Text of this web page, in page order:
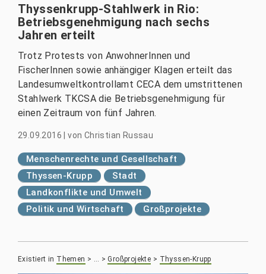
Thyssenkrupp-Stahlwerk in Rio:
Betriebsgenehmigung nach sechs
Jahren erteilt
Trotz Protests von AnwohnerInnen und
FischerInnen sowie anhängiger Klagen erteilt das
Landesumweltkontrollamt CECA dem umstrittenen
Stahlwerk TKCSA die Betriebsgenehmigung für
einen Zeitraum von fünf Jahren.
29.09.2016 |von Christian Russau
Menschenrechte und Gesellschaft
Thyssen-Krupp
Stadt
Landkonflikte und Umwelt
Politik und Wirtschaft
Großprojekte
Existiert in Themen > >Großprojekte > Thyssen-Krupp